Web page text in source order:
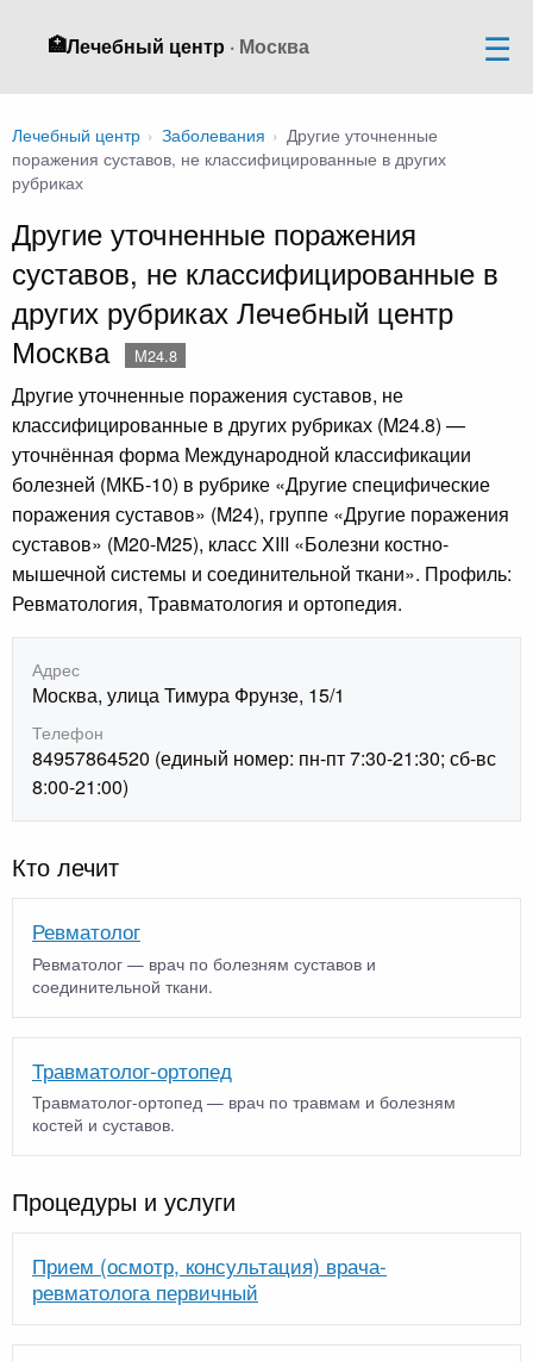
🏥Лечебный центр · Москва
Лечебный центр › Заболевания › Другие уточненные
поражения суставов, не классифицированные в других
рубриках
Другие уточненные поражения
суставов, не классифицированные в
других рубриках Лечебный центр
Москва
M24.8
Другие уточненные поражения суставов, не
классифицированные в других рубриках (M24.8) —
уточнённая форма Международной классификации
болезней (МКБ-10) в рубрике «Другие специфические
поражения суставов» (M24), группе «Другие поражения
суставов» (M20-M25), класс XIII «Болезни костно-
мышечной системы и соединительной ткани». Профиль:
Ревматология, Травматология и ортопедия.
Адрес
Москва, улица Тимура Фрунзе, 15/1
Телефон
84957864520 (единый номер: пн-пт 7:30-21:30; сб-вс
8:00-21:00)
Кто лечит
Ревматолог
Ревматолог — врач по болезням суставов и
соединительной ткани.
Травматолог-ортопед
Травматолог-ортопед — врач по травмам и болезням
костей и суставов.
Процедуры и услуги
Прием (осмотр, консультация) врача-
ревматолога первичный